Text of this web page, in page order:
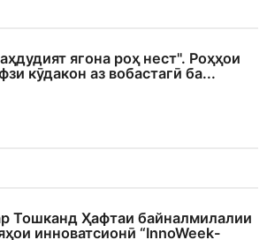
ягона роҳ нест". Роҳҳои
кӯдакон аз вобастагӣ ба...
Тошканд Ҳафтаи байналмилалии
инноватсионӣ “InnoWeek-